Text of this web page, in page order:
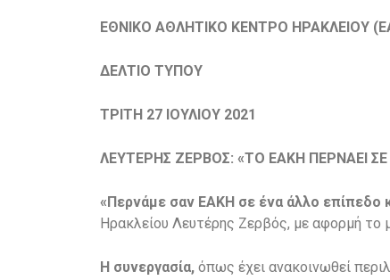
ΕΘΝΙΚΟ ΑΘΛΗΤΙΚΟ ΚΕΝΤΡΟ ΗΡΑΚΛΕΙΟΥ
ΔΕΛΤΙΟ ΤΥΠΟΥ
ΤΡΙΤΗ 27 ΙΟΥΛΙΟΥ 2021
ΛΕΥΤΕΡΗΣ ΖΕΡΒΟΣ: «ΤΟ ΕΑΚΗ ΠΕΡΝΑΕΙ
«Περνάμε σαν ΕΑΚΗ σε ένα άλλο επίπεδο
Ηρακλείου Λευτέρης Ζερβός, με αφορμή
Η συνεργασία, όπως έχει ανακοινωθεί